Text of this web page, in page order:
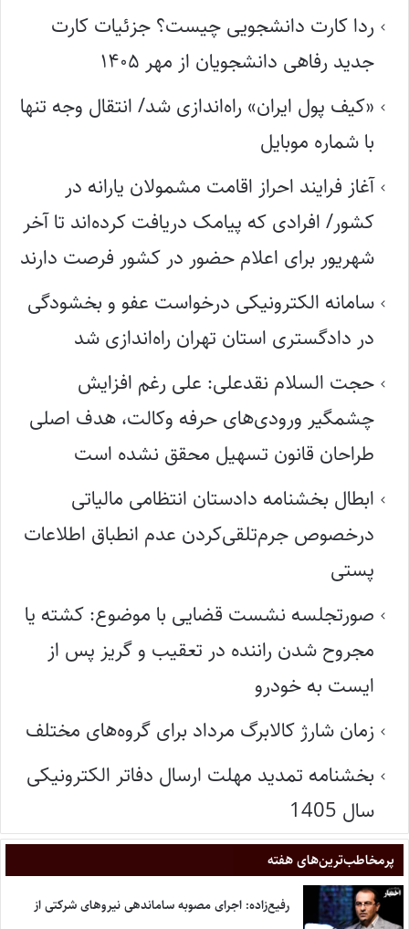
ردا کارت دانشجویی چیست؟ جزئیات کارت
جدید رفاهی دانشجویان از مهر ۱۴۰۵
«کیف پول ایران» راه‌اندازی شد/ انتقال وجه تنها
با شماره موبایل
آغاز فرایند احراز اقامت مشمولان یارانه در
کشور/ افرادی که پیامک دریافت کرده‌اند تا آخر
شهریور برای اعلام حضور در کشور فرصت دارند
سامانه الکترونیکی درخواست عفو و بخشودگی
در دادگستری استان تهران راه‌اندازی شد
حجت السلام نقدعلی: علی رغم افزایش
چشمگیر ورودی‌های حرفه وکالت، هدف اصلی
طراحان قانون تسهیل محقق نشده است
ابطال بخشنامه دادستان انتظامی مالیاتی
درخصوص جرم‌تلقی‌کردن عدم انطباق اطلاعات
پستی
صورتجلسه نشست قضایی با موضوع: کشته یا
مجروح شدن راننده در تعقیب و گریز پس از
ایست به خودرو
زمان شارژ کالابرگ مرداد برای گروه‌های مختلف
بخشنامه تمدید مهلت ارسال دفاتر الکترونیکی
سال 1405
پر‌مخاطب‌ترین‌های هفته
رفیع‌زاده: اجرای مصوبه ساماندهی نیروهای شرکتی از